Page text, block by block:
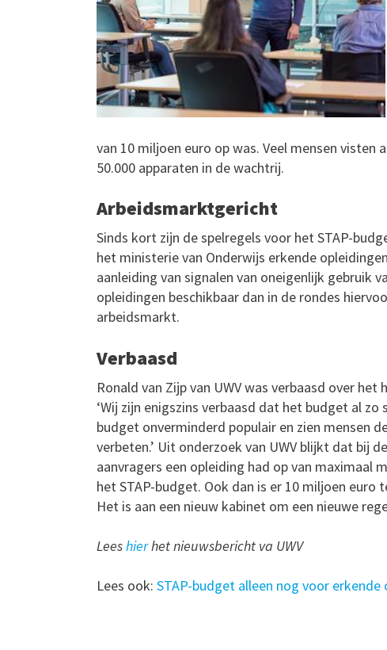
van 10 miljoen euro op was. Veel mensen
50.000 apparaten in de wachtrij.
Arbeidsmarktgericht
Sinds kort zijn de spelregels voor het STAP-
het ministerie van Onderwijs erkende
aanleiding van signalen van oneigenlijk gebruik
opleidingen beschikbaar dan in de rondes
arbeidsmarkt.
Verbaasd
Ronald van Zijp van UWV was verbaasd over
‘Wij zijn enigszins verbaasd dat het budget al
budget onverminderd populair en zien mensen
verbeten.’ Uit onderzoek van UWV blijkt dat bij
aanvragers een opleiding had op van maximaal
het STAP-budget. Ook dan is er 10 miljoen
Het is aan een nieuw kabinet om een nieuwe
Leeshierhet nieuwsbericht va UWV
Lees ook: STAP-budget alleen nog voor erkende